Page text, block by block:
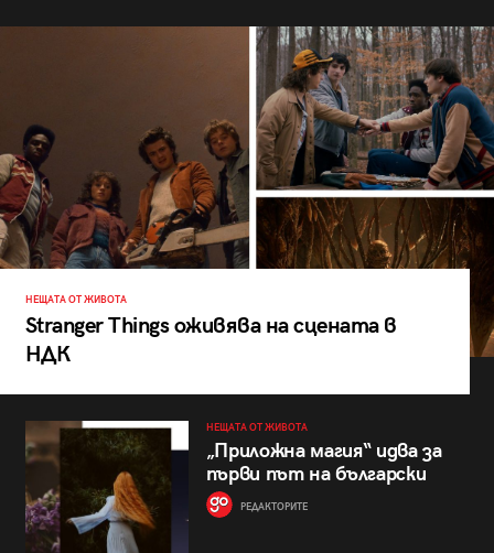
НЕЩАТА ОТ ЖИВОТА
Stranger Things оживява на сцената в
НДК
НЕЩАТА ОТ ЖИВОТА
„Приложна магия“ идва за
първи път на български
РЕДАКТОРИТЕ